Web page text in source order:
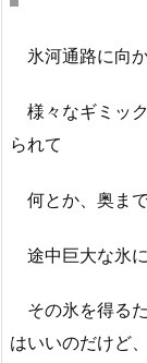
氷河通路に向
様々なギミッ
られて
何とか、奥ま
途中巨大な氷
その氷を得る
はいいのだけど